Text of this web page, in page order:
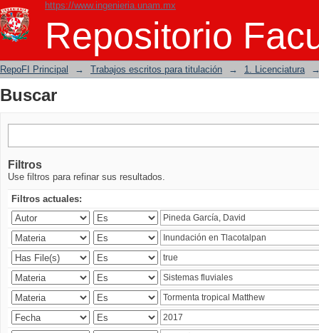
https://www.ingenieria.unam.mx
Repositorio
Buscar
RepoFI Principal → Trabajos escritos para titulación → 1. Licenciatura
Buscar
Filtros
Use filtros para refinar sus resultados.
Filtros actuales: